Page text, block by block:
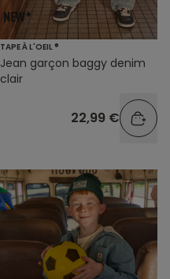
TAPE À L'OEIL ®
Jean garçon baggy denim
clair
22,99 €